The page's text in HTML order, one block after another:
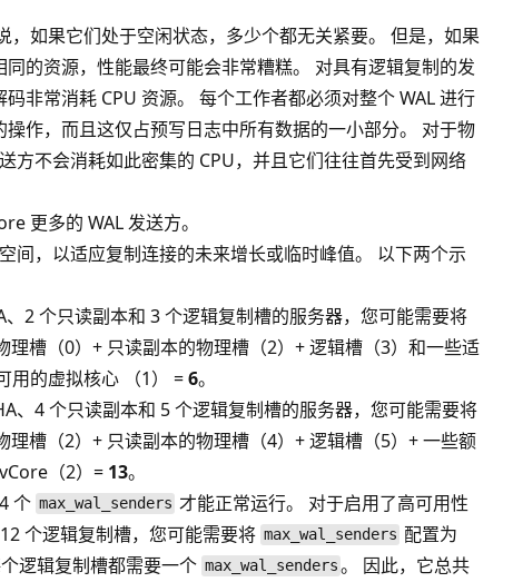
，如果它们处于空闲状态，多少个都无关紧要。 但是，如果
的资源，性能最终可能会非常糟糕。 对具有逻辑复制的发
非常消耗 CPU 资源。 每个工作者都必须对整个 WAL 进行
作，而且这仅占预写日志中所有数据的一小部分。 对于物
方不会消耗如此密集的 CPU，并且它们往往首先受到网络
更多的 WAL 发送方。
间，以适应复制连接的未来增长或临时峰值。 以下两个示
2 个只读副本和 3 个逻辑复制槽的服务器，您可能需要将
理槽（0）+ 只读副本的物理槽（2）+ 逻辑槽（3）和一些适
用的虚拟核心 （1） =6。
、4 个只读副本和 5 个逻辑复制槽的服务器，您可能需要将
理槽（2）+ 只读副本的物理槽（4）+ 逻辑槽（5）+ 一些额
（2）= 13。
个 max_wal_senders 才能正常运行。 对于启用了高可用性
个逻辑复制槽，您可能需要将 max_wal_senders 配置为
逻辑复制槽都需要一个 max_wal_senders 。 因此，它总共